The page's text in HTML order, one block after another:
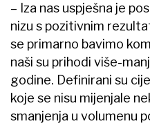
– Iza nas uspješna je
nizu s pozitivnim
se primarno bavimo
naši su prihodi više-
godine. Definirani su
koje se nisu mijenjale
smanjenja u volumenu